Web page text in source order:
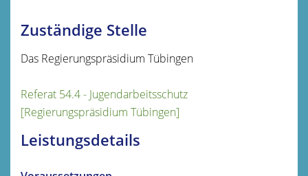
Zuständige Stelle
Das Regierungspräsidium Tübingen
Referat 54.4 - Jugendarbeitsschutz
[Regierungspräsidium Tübingen]
Leistungsdetails